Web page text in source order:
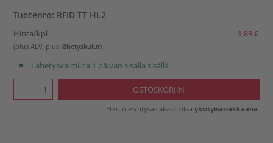
Tuotenro: RFID TT HL2
Hinta/kpl 1,88 €
(plus ALV, plus lähetyskulut)
Lähetysvalmiina 1 päivän sisällä sisällä
Etkö ole yritysasiakas? Tilaa yksityisasiakkaana.